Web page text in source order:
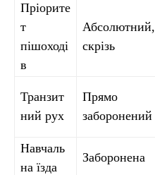
Пріорите
т
пішоході
в
Абсолютний,
скрізь
Транзит
ний рух
Прямо
заборонений
Навчаль
на їзда
Заборонена